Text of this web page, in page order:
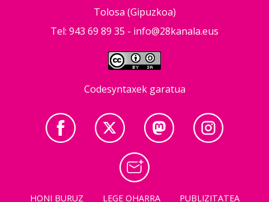
Tolosa (Gipuzkoa)
Tel: 943 69 89 35 - info@28kanala.eus
Codesyntaxek garatua
HONI BURUZ LEGE OHARRA
PUBLIZITATEA